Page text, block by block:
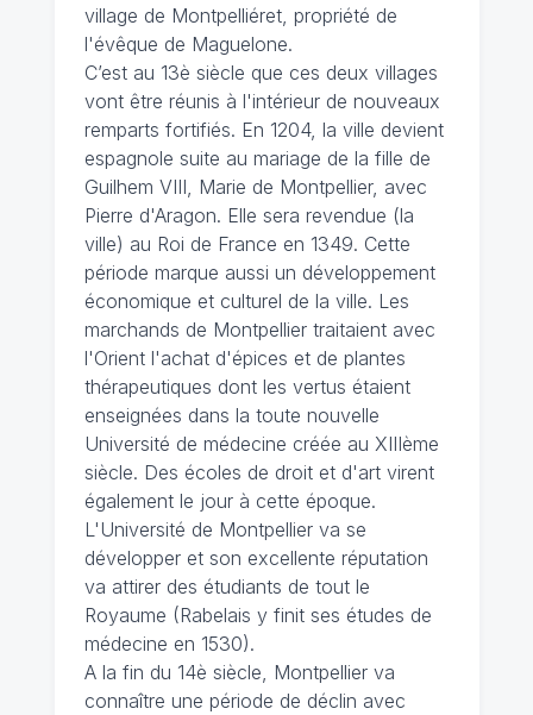
village de Montpelliéret, propriété de
l'évêque de Maguelone.
C’est au 13è siècle que ces deux villages
vont être réunis à l'intérieur de nouveaux
remparts fortifiés. En 1204, la ville devient
espagnole suite au mariage de la fille de
Guilhem VIII, Marie de Montpellier, avec
Pierre d'Aragon. Elle sera revendue (la
ville) au Roi de France en 1349. Cette
période marque aussi un développement
économique et culturel de la ville. Les
marchands de Montpellier traitaient avec
l'Orient l'achat d'épices et de plantes
thérapeutiques dont les vertus étaient
enseignées dans la toute nouvelle
Université de médecine créée au XIIIème
siècle. Des écoles de droit et d'art virent
également le jour à cette époque.
L'Université de Montpellier va se
développer et son excellente réputation
va attirer des étudiants de tout le
Royaume (Rabelais y finit ses études de
médecine en 1530).
A la fin du 14è siècle, Montpellier va
connaître une période de déclin avec